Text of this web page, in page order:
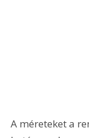
A méreteket a